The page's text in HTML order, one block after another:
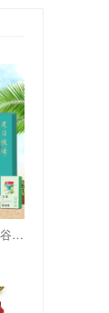
山野源粮夏日粮缘礼盒五谷杂粮组合绿豆冰糖红枣清凉粥礼包